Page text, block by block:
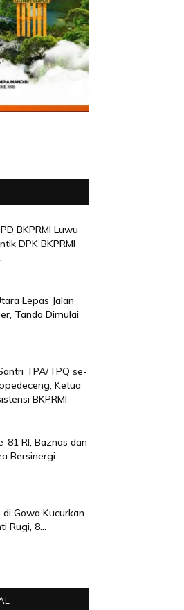
BKPRMI Luwu
DPK BKPRMI
Lepas Jalan
Tanda Dimulai
TPA/TPQ se-
Ketua
BKPRMI
81 RI, Baznas dan
Bersinergi
Gowa Kucurkan
Rugi, 8...